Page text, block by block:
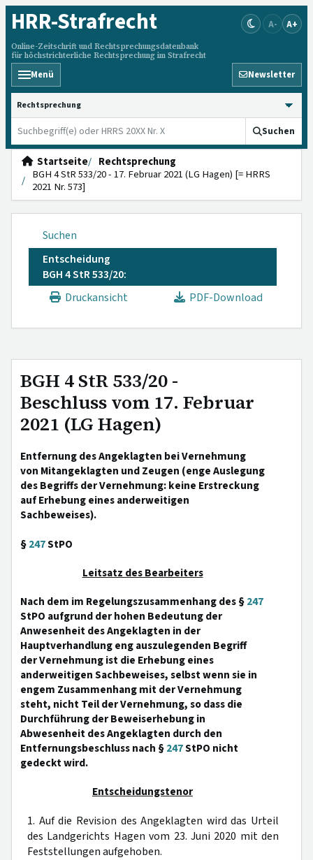
HRR-Strafrecht
Online-Zeitschrift und Rechtsprechungsdatenbank
für höchstrichterliche Rechtsprechung im Strafrecht
A- A+
Menü Newsletter
HRRS durchsuchen
Suchen
Startseite
Rechtsprechung
BGH 4 StR 533/20 - 17. Februar 2021 (LG Hagen) [= HRRS
2021 Nr. 573]
Suchen
Entscheidung
BGH 4 StR 533/20:
Druckansicht
PDF-Download
BGH 4 StR 533/20 -
Beschluss vom 17. Februar
2021 (LG Hagen)
Entfernung des Angeklagten bei Vernehmung
von Mitangeklagten und Zeugen (enge Auslegung
des Begriffs der Vernehmung: keine Erstreckung
auf Erhebung eines anderweitigen
Sachbeweises).
§247StPO
Leitsatz des Bearbeiters
Nach dem im Regelungszusammenhang des §247
StPO aufgrund der hohen Bedeutung der
Anwesenheit des Angeklagten in der
Hauptverhandlung eng auszulegenden Begriff
der Vernehmung ist die Erhebung eines
anderweitigen Sachbeweises, selbst wenn sie in
engem Zusammenhang mit der Vernehmung
steht, nicht Teil der Vernehmung, so dass die
Durchführung der Beweiserhebung in
Abwesenheit des Angeklagten durch den
Entfernungsbeschluss nach §247StPO nicht
gedeckt wird.
Entscheidungstenor
1. Auf die Revision des Angeklagten wird das Urteil
des Landgerichts Hagen vom 23. Juni 2020 mit den
Feststellungen aufgehoben.